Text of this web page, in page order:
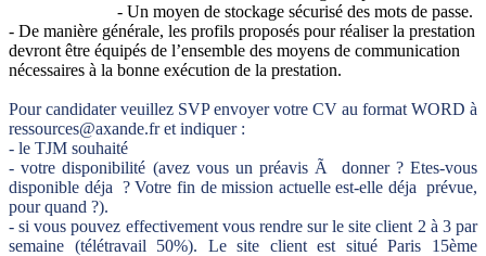
- Un moyen de stockage sécurisé des mots de passe.
- De manière générale, les profils proposés pour réaliser la prestation
devront être équipés de l’ensemble des moyens de communication
nécessaires à la bonne exécution de la prestation.
Pour candidater veuillez SVP envoyer votre CV au format WORD à
ressources@axande.fr et indiquer :
- le TJM souhaité
- votre disponibilité (avez vous un préavis Ã donner ? Etes-vous
disponible déja ? Votre fin de mission actuelle est-elle déja prévue,
pour quand ?).
- si vous pouvez effectivement vous rendre sur le site client 2 à 3 par
semaine (télétravail 50%). Le site client est situé Paris 15ème